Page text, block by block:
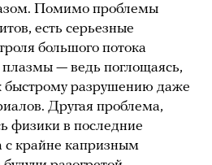
Помимо проблемы
есть серьезные
большого потока
плазмы — ведь поглощаясь,
быстрому разрушению даже
Другая проблема,
физики в последние
с крайне капризным